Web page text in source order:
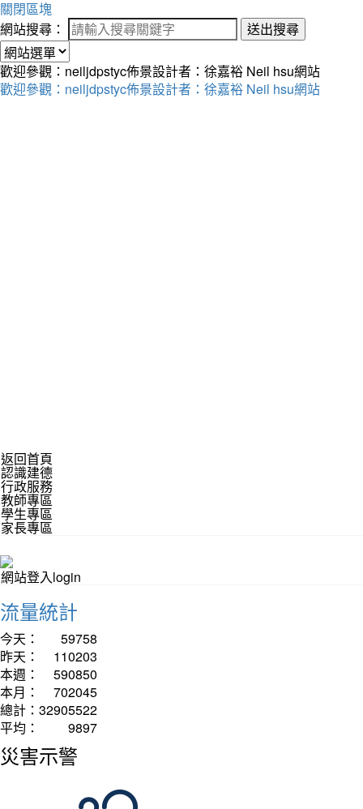
關閉區塊
網站搜尋：
送出搜尋
歡迎參觀：neiljdpstyc佈景設計者：徐嘉裕 Neil hsu網站
歡迎參觀：neiljdpstyc佈景設計者：徐嘉裕 Neil hsu網站
返回首頁
認識建德
行政服務
教師專區
學生專區
家長專區
網站登入login
流量統計
今天：
59758
昨天：
110203
本週：
590850
本月：
702045
總計： 32905522
平均：
9897
災害示警